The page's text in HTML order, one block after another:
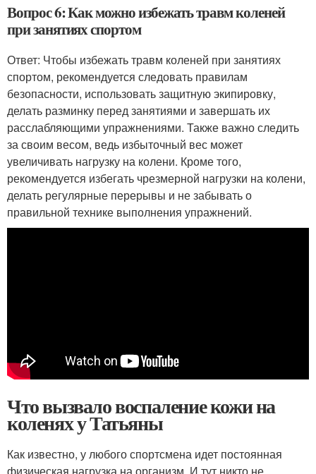
Вопрос 6: Как можно избежать травм коленей
при занятиях спортом
Ответ: Чтобы избежать травм коленей при занятиях
спортом, рекомендуется следовать правилам
безопасности, использовать защитную экипировку,
делать разминку перед занятиями и завершать их
расслабляющими упражнениями. Также важно следить
за своим весом, ведь избыточный вес может
увеличивать нагрузку на колени. Кроме того,
рекомендуется избегать чрезмерной нагрузки на колени,
делать регулярные перерывы и не забывать о
правильной технике выполнения упражнений.
Что вызвало воспаление кожи на
коленях у Татьяны
Как известно, у любого спортсмена идет постоянная